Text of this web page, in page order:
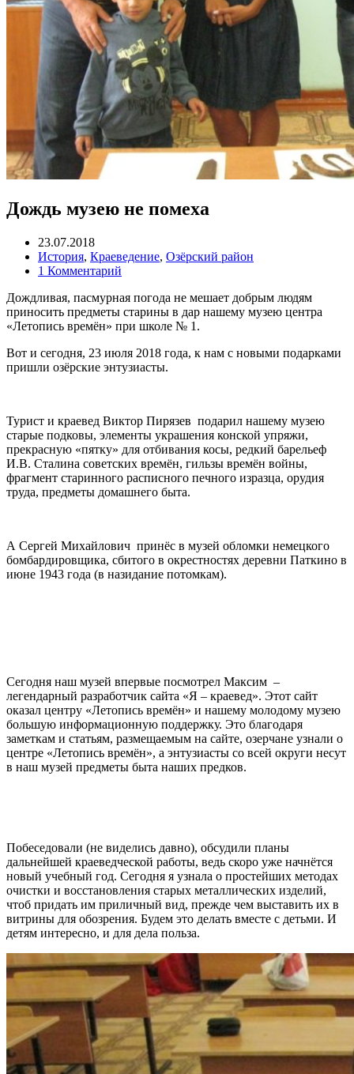
Дождь музею не помеха
23.07.2018
История, Краеведение, Озёрский район
1 Комментарий
Дождливая, пасмурная погода не мешает добрым людям
приносить предметы старины в дар нашему музею центра
«Летопись времён» при школе № 1.
Вот и сегодня, 23 июля 2018 года, к нам с новыми подарками
пришли озёрские энтузиасты.
Турист и краевед Виктор Пирязев подарил нашему музею
старые подковы, элементы украшения конской упряжи,
прекрасную «пятку» для отбивания косы, редкий барельеф
И.В. Сталина советских времён, гильзы времён войны,
фрагмент старинного расписного печного изразца, орудия
труда, предметы домашнего быта.
А Сергей Михайлович принёс в музей обломки немецкого
бомбардировщика, сбитого в окрестностях деревни Паткино в
июне 1943 года (в назидание потомкам).
Сегодня наш музей впервые посмотрел Максим –
легендарный разработчик сайта «Я – краевед». Этот сайт
оказал центру «Летопись времён» и нашему молодому музею
большую информационную поддержку. Это благодаря
заметкам и статьям, размещаемым на сайте, озерчане узнали о
центре «Летопись времён», а энтузиасты со всей округи несут
в наш музей предметы быта наших предков.
Побеседовали (не виделись давно), обсудили планы
дальнейшей краеведческой работы, ведь скоро уже начнётся
новый учебный год. Сегодня я узнала о простейших методах
очистки и восстановления старых металлических изделий,
чтоб придать им приличный вид, прежде чем выставить их в
витрины для обозрения. Будем это делать вместе с детьми. И
детям интересно, и для дела польза.